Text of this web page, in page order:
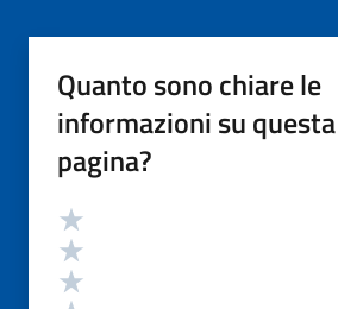
Quanto sono chiare le
informazioni su questa
pagina?
Valutazione